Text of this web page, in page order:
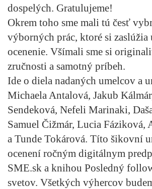
dospelých. Gratulujeme!
Okrem toho sme mali tú česť
výborných prác, ktoré si zaslúžia
ocenenie. Všímali sme si
zručnosti a samotný príbeh.
Ide o diela nadaných umelcov a
Michaela Antalová, Jakub
Sendeková, Nefeli Marinaki,
Samuel Čižmár, Lucia Fáziková,
a Tunde Tokárová. Títo šikovní
ocenení ročným digitálnym
SME.sk a knihou Posledný
svetov. Všetkých výhercov